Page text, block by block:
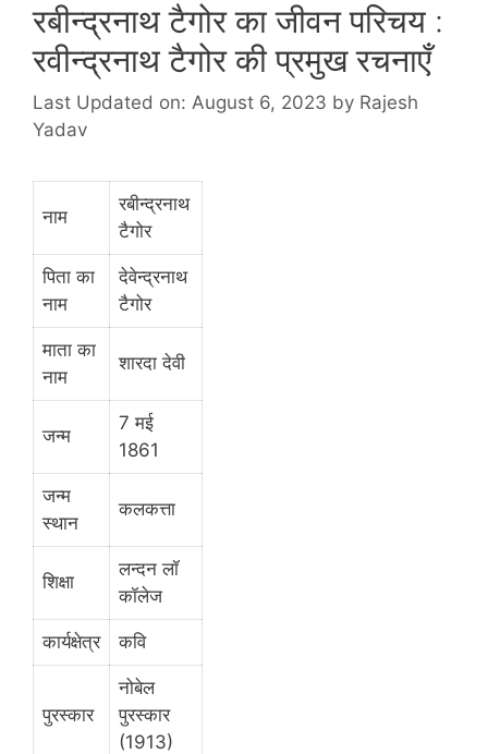
रबीन्द्रनाथ टैगोर का जीवन परिचय :
रवीन्द्रनाथ टैगोर की प्रमुख रचनाएँ
Last Updated on: August 6, 2023 by Rajesh
Yadav
नाम
रबीन्द्रनाथ
टैगोर
पिता का
नाम
देवेन्द्रनाथ
टैगोर
माता का
नाम
शारदा देवी
जन्म
7 मई
1861
जन्म
स्थान
कलकत्ता
शिक्षा
लन्दन लॉ
कॉलेज
कार्यक्षेत्र कवि
पुरस्कार
नोबेल
पुरस्कार
(1913)